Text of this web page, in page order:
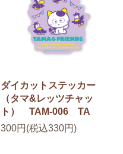
ダイカットステッカー
（タマ&レッツチャッ
ト） TAM-006 TA
300円(税込330円)